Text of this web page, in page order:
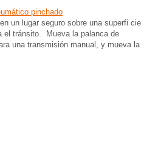
pinchado
un lugar seguro sobre una superfi cie
el tránsito. Mueva la palanca de
una transmisión manual, y mueva la